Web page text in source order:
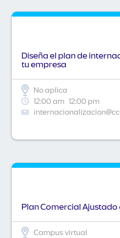
Diseña el plan de
tu empresa
No aplica
12:00 am 12:00 pm
Plan Comercial Ajustado
Campus virtual